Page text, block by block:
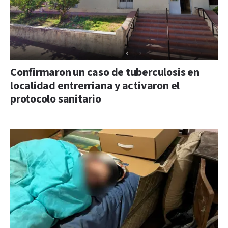
Confirmaron un caso de tuberculosis en
localidad entrerriana y activaron el
protocolo sanitario